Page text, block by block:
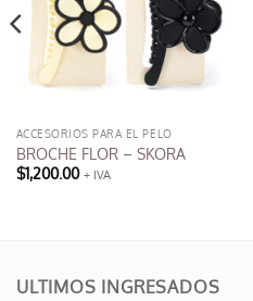
ACCESORIOS PARA EL PELO
BROCHE FLOR – SKORA
$1,200.00 + IVA
ULTIMOS INGRESADOS